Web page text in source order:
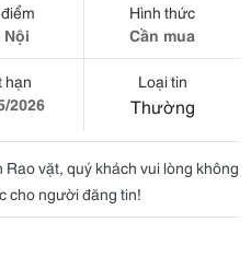
Nội
Hình thức
Cần mua
hạn
2026
Loại tin
Thường
vặt, quý khách vui lòng không
cho người đăng tin!